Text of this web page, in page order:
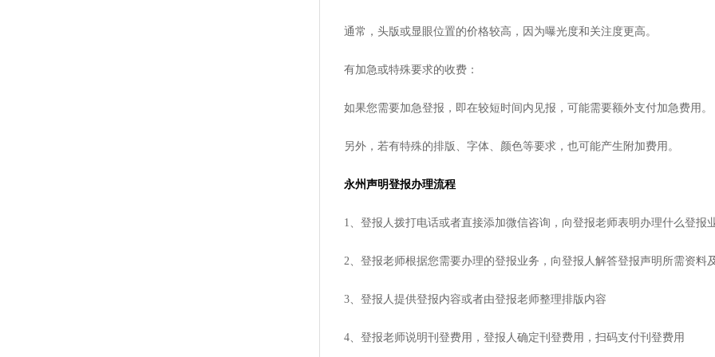
通常，头版或显眼位置的价格较高，因为曝光度和关注度更高。
有加急或特殊要求的收费：
如果您需要加急登报，即在较短时间内见报，可能需要额外支付加急费用。
另外，若有特殊的排版、字体、颜色等要求，也可能产生附加费用。
永州声明登报办理流程
1、登报人拨打电话或者直接添加微信咨询，向登报老师表明办理什么登报
2、登报老师根据您需要办理的登报业务，向登报人解答登报声明所需资料
3、登报人提供登报内容或者由登报老师整理排版内容
4、登报老师说明刊登费用，登报人确定刊登费用，扫码支付刊登费用